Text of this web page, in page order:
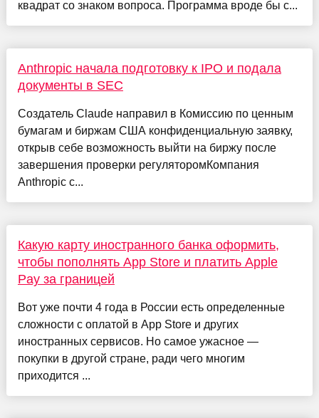
квадрат со знаком вопроса. Программа вроде бы с...
Anthropic начала подготовку к IPO и подала
документы в SEC
Создатель Claude направил в Комиссию по ценным
бумагам и биржам США конфиденциальную заявку,
открыв себе возможность выйти на биржу после
завершения проверки регуляторомКомпания
Anthropic с...
Какую карту иностранного банка оформить,
чтобы пополнять App Store и платить Apple
Pay за границей
Вот уже почти 4 года в России есть определенные
сложности с оплатой в App Store и других
иностранных сервисов. Но самое ужасное —
покупки в другой стране, ради чего многим
приходится ...